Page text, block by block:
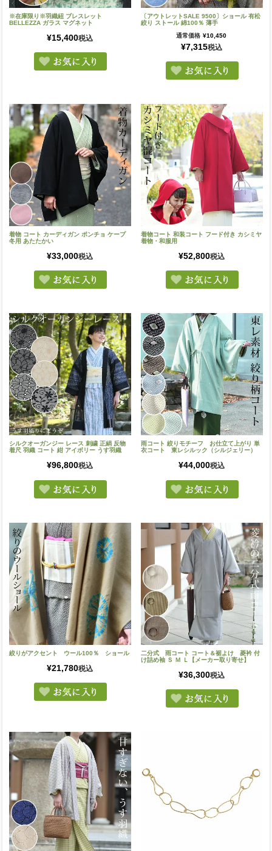
※在庫限り※羽織紐 ブレスレット
BELLEZZA ガラス マグネット
¥15,400税込
〔アウトレットSALE 9500〕ショール 有松
絞り ストール 綿100％ 薄手
通常価格 ¥10,450
¥7,315税込
着物 コート カーディガン ポンチョ ケープ
冬用 あたたかい
¥33,000税込
着物コート 和装コート フード付き カシミヤ
着物・和服用
¥52,800税込
シルクオーガンジー レース 刺繍 正絹 反物
着尺 羽織 コート 紺 アイボリー うす羽織
¥96,800税込
雨コート 絞りモチーフ お仕立て上がり 単
衣コート 東レシルック（シルジェリー）
¥44,000税込
絞りがアクセント ウール100％ ショール
¥21,780税込
二分式 雨コート コート＆裾よけ 菱衿 付
け詰め袖 Ｓ Ｍ Ｌ【メーカー取り寄せ】
¥36,300税込